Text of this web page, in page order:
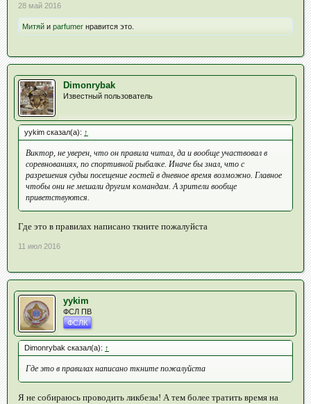
28 май 2016
Митяй и parfumer нравится это.
Dimonrybak
Известный пользователь
yykim сказал(а): ↑
Виктор, не уверен, что он правила читал, да и вообще участвовал в
соревнованиях, по спортивной рыбалке. Иначе бы знал, что с
разрешения судьи посещение гостей в дневное время возможно. Главное
чтобы они не мешали другим командам. А зрители вообще
приветствуются.
Где это в правилах написано ткните пожалуйста
11 июл 2016
yykim
ФСЛ ПВ
ФСЛК
Dimonrybak сказал(а): ↑
Где это в правилах написано ткните пожалуйста
Я не собираюсь проводить ликбезы! А тем более тратить время на